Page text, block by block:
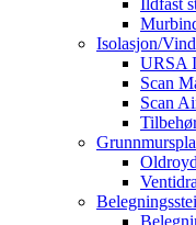
Ildfast
Isolasjon/
URSA
Scan
Scan